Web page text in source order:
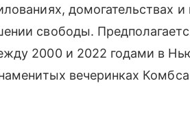
домогательствах
свободы.
2000 и 2022 годами в
вечеринках